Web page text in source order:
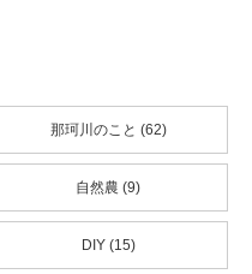
那珂川のこと (62)
自然農 (9)
DIY (15)